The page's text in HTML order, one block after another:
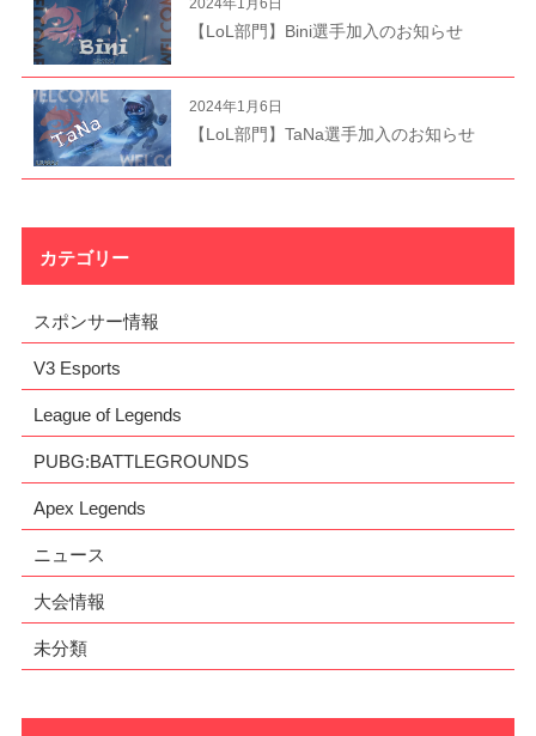
2024年1月6日
【LoL部門】Bini選手加入のお知らせ
2024年1月6日
【LoL部門】TaNa選手加入のお知らせ
カテゴリー
スポンサー情報
V3 Esports
League of Legends
PUBG:BATTLEGROUNDS
Apex Legends
ニュース
大会情報
未分類